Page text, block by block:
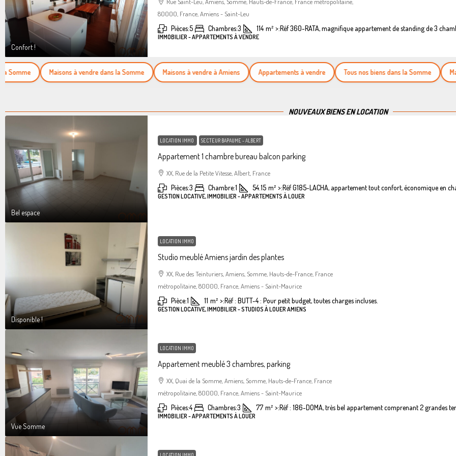
Confort !
80000, France, Amiens - Saint-Leu
Pièces:5 Chambres:3 114 m² >:Réf 360-RATA, magnifique appartement de standing de 3
IMMOBILIER - APPARTEMENTS À VENDRE
Maisons à vendre dans la Somme Maisons à vendre à Amiens Appartements à vendre Tous nos biens dans la Somme
NOUVEAUX BIENS EN LOCATION
Bel espace
LOCATION IMMO SECTEUR BAPAUME - ALBERT
Appartement 1 chambre bureau balcon parking
XX, Rue de la Petite Vitesse, Albert, France
Pièces:3 Chambre:1 54.15 m² >:Réf G185-LACHA, appartement tout confort, économique en
GESTION LOCATIVE, IMMOBILIER - APPARTEMENTS À LOUER
Disponible !
LOCATION IMMO
Studio meublé Amiens jardin des plantes
XX, Rue des Teinturiers, Amiens, Somme, Hauts-de-France, France
métropolitaine, 80000, France, Amiens - Saint-Maurice
Pièce:1 11 m² >:Réf : BUTT-4 : Pour petit budget, toutes charges incluses.
GESTION LOCATIVE, IMMOBILIER - STUDIOS À LOUER AMIENS
Vue Somme
LOCATION IMMO
Appartement meublé 3 chambres, parking
XX, Quai de la Somme, Amiens, Somme, Hauts-de-France, France
métropolitaine, 80000, France, Amiens - Saint-Maurice
Pièces:4 Chambres:3 77 m² >:Réf : 186-DOMA, très bel appartement comprenant 2 grandes
IMMOBILIER - APPARTEMENTS À LOUER